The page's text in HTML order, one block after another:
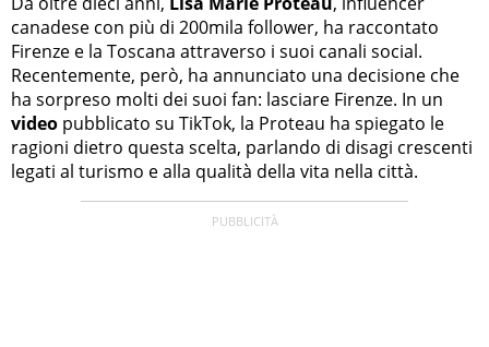
coach di scrittura creativa.
canadese con più di 200mila follower, ha raccontato
Firenze e la Toscana attraverso i suoi canali social.
Recentemente, però, ha annunciato una decisione che
ha sorpreso molti dei suoi fan: lasciare Firenze. In un
video pubblicato su TikTok, la Proteau ha spiegato le
ragioni dietro questa scelta, parlando di disagi crescenti
legati al turismo e alla qualità della vita nella città.